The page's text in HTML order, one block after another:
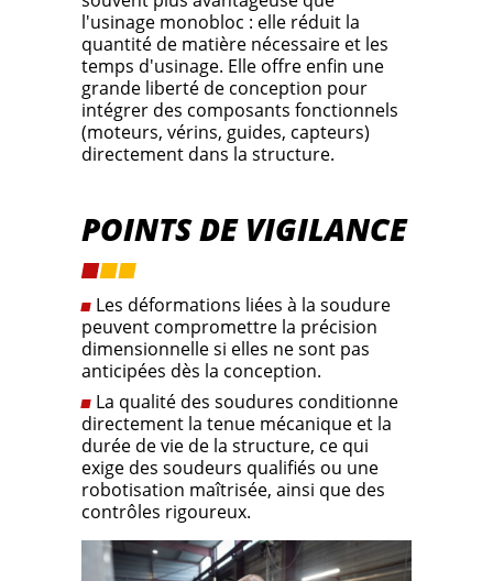
l'usinage monobloc : elle réduit la
quantité de matière nécessaire et les
temps d'usinage. Elle offre enfin une
grande liberté de conception pour
intégrer des composants fonctionnels
(moteurs, vérins, guides, capteurs)
directement dans la structure.
POINTS DE VIGILANCE
Les déformations liées à la soudure
peuvent compromettre la précision
dimensionnelle si elles ne sont pas
anticipées dès la conception.
La qualité des soudures conditionne
directement la tenue mécanique et la
durée de vie de la structure, ce qui
exige des soudeurs qualifiés ou une
robotisation maîtrisée, ainsi que des
contrôles rigoureux.